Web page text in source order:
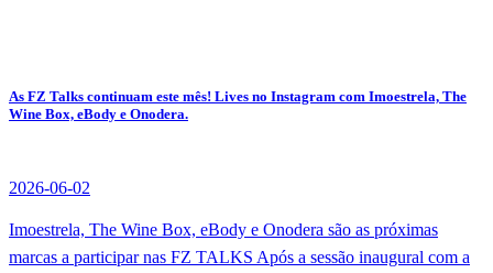
As FZ Talks continuam este mês! Lives no Instagram com Imoestrela, The
Wine Box, eBody e Onodera.
2026-06-02
Imoestrela, The Wine Box, eBody e Onodera são as próximas
marcas a participar nas FZ TALKS Após a sessão inaugural com a